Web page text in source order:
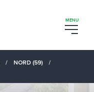
/ NORD (59)
/